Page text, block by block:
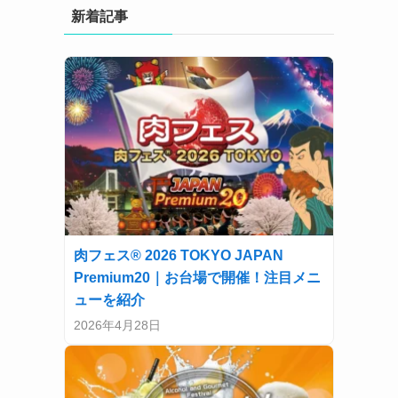
新着記事
肉フェス® 2026 TOKYO JAPAN
Premium20｜お台場で開催！注目メニ
ューを紹介
2026年4月28日